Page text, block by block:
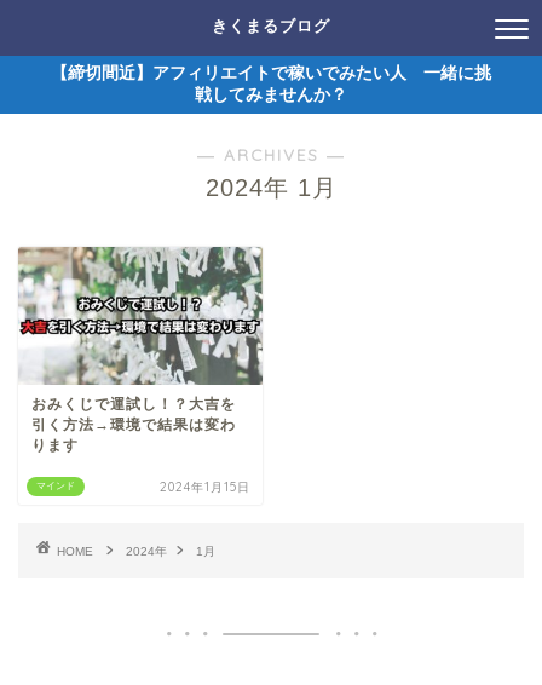
きくまるブログ
【締切間近】アフィリエイトで稼いでみたい人 一緒に挑
戦してみませんか？
― ARCHIVES ―
2024年 1月
マインド
おみくじで運試し！？大吉を
引く方法→環境で結果は変わ
ります
2024年1月15日
HOME 2024年 1月